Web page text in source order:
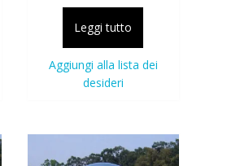
Leggi tutto
Aggiungi alla lista dei
desideri